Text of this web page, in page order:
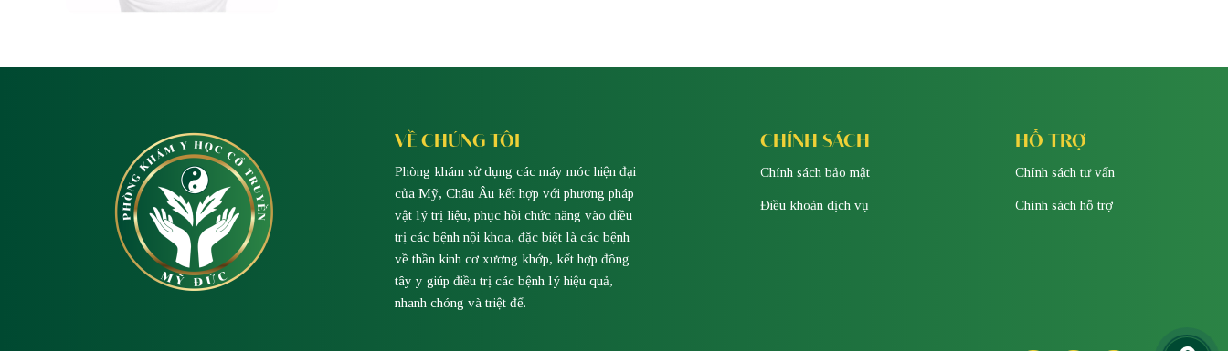
VỀ CHÚNG TÔI
Phòng khám sử dụng các máy móc hiện đại
của Mỹ, Châu Âu kết hợp với phương pháp
vật lý trị liệu, phục hồi chức năng vào điều
trị các bệnh nội khoa, đặc biệt là các bệnh
về thần kinh cơ xương khớp, kết hợp đông
tây y giúp điều trị các bệnh lý hiệu quả,
nhanh chóng và triệt để.
CHÍNH SÁCH
Chính sách bảo mật
Điều khoản dịch vụ
HỖ TRỢ
Chính sách tư vấn
Chính sách hỗ trợ